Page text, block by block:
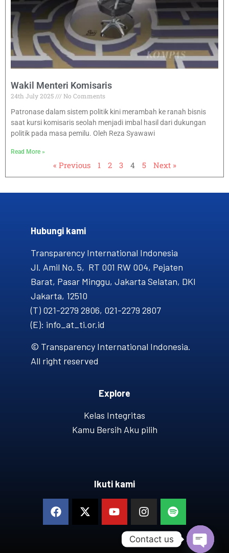
Wakil Menteri Komisaris
24th July 2025
No Comments
Patronase dalam sistem politik kini merambah ke ranah bisnis
saat kursi komisaris seolah menjadi imbal hasil dari dukungan
politik pada masa pemilu. Oleh Reza Syawawi
Read More »
« Previous 1 2 3 4 5 Next »
Hubungi kami​
Transparency International Indonesia
Jl. Amil No. 5, RT 001 RW 004, Pejaten
Barat, Pasar Minggu, Jakarta Selatan, DKI
Jakarta, 12510
(T) 021-2279 2806, 021-2279 2807
(E): info_at_ti.or.id
© Transparency International Indonesia.
All right reserved
Explore
Kelas Integritas
Kamu Bersih Aku pilih
Ikuti kami
Contact us